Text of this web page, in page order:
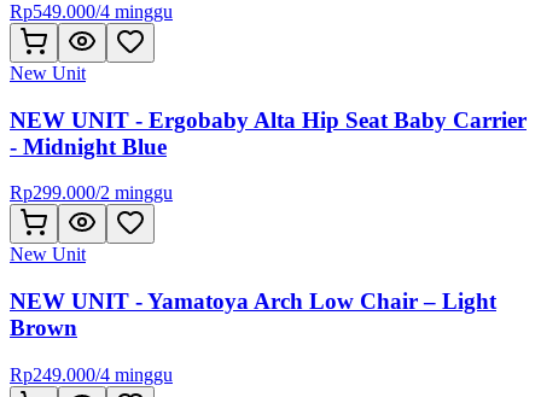
Rp549.000/4 minggu
New Unit
NEW UNIT - Ergobaby Alta Hip Seat Baby Carrier
- Midnight Blue
Rp299.000/2 minggu
New Unit
NEW UNIT - Yamatoya Arch Low Chair – Light
Brown
Rp249.000/4 minggu